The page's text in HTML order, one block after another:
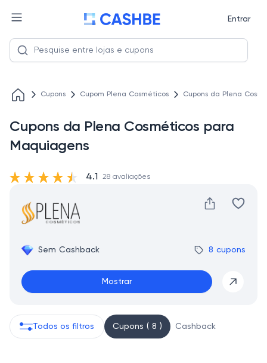
Entrar
Cupons Cupom Plena Cosméticos Cupons da Plena
Cupons da Plena Cosméticos para
Maquiagens
Sem Cashback 8 cupons
Mostrar
4.1 28 avaliações
Todos os filtros Cupons ( 8 ) Cashback